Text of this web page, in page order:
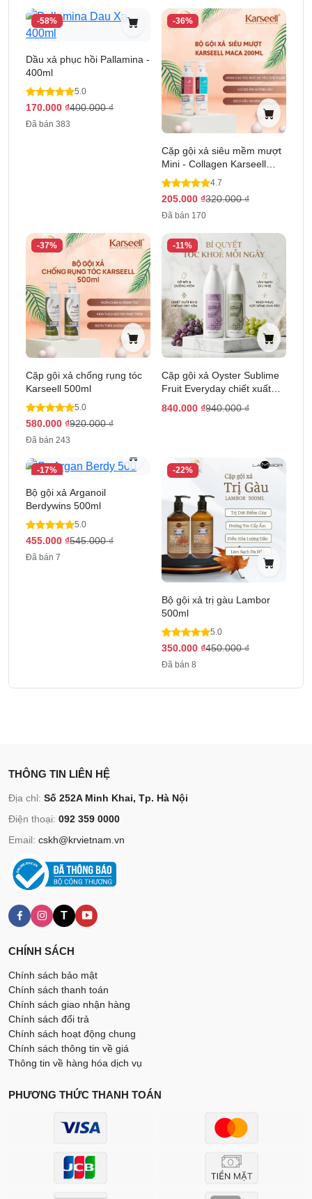
-58%
Dầu xả phục hồi Pallamina -
400ml
5.0
170.000 ₫400.000₫
Đã bán 383
-36%
Cặp gội xả siêu mềm mượt
Mini - Collagen Karseell
Maca 200 ml
4.7
205.000 ₫320.000₫
Đã bán 170
-37%
Cặp gội xả chống rụng tóc
Karseell 500ml
5.0
580.000 ₫920.000₫
Đã bán 243
-11%
Cặp gội xả Oyster Sublime
Fruit Everyday chiết xuất
nho 1000ml
840.000 ₫940.000₫
-17%
Bộ gội xả Arganoil
Berdywins 500ml
5.0
455.000 ₫545.000₫
Đã bán 7
-22%
Bộ gội xả trị gàu Lambor
500ml
5.0
350.000 ₫450.000₫
Đã bán 8
THÔNG TIN LIÊN HỆ
Địa chỉ: Số 252A Minh Khai, Tp. Hà Nội
Điện thoại: 092 359 0000
Email: cskh@krvietnam.vn
T
CHÍNH SÁCH
Chính sách bảo mật
Chính sách thanh toán
Chính sách giao nhận hàng
Chính sách đổi trả
Chính sách hoạt động chung
Chính sách thông tin về giá
Thông tin về hàng hóa dịch vụ
PHƯƠNG THỨC THANH TOÁN